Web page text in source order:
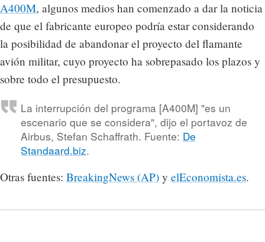
A400M, algunos medios han comenzado a dar la noticia
de que el fabricante europeo podría estar considerando
la posibilidad de abandonar el proyecto del flamante
avión militar, cuyo proyecto ha sobrepasado los plazos y
sobre todo el presupuesto.
La interrupción del programa [A400M] "es un
escenario que se considera", dijo el portavoz de
Airbus, Stefan Schaffrath. Fuente: De
Standaard.biz.
Otras fuentes: BreakingNews (AP) y elEconomista.es.